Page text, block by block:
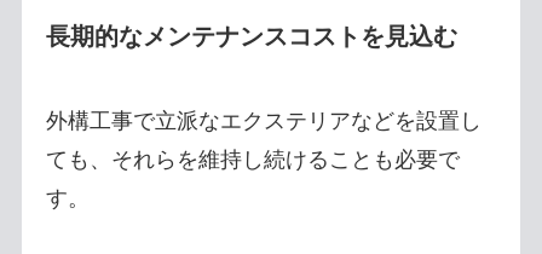
長期的なメンテナンスコストを見込む
外構工事で立派なエクステリアなどを設置し
ても、それらを維持し続けることも必要で
す。